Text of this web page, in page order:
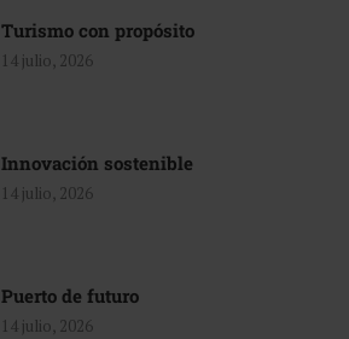
Turismo con propósito
14 julio, 2026
Innovación sostenible
14 julio, 2026
Puerto de futuro
14 julio, 2026